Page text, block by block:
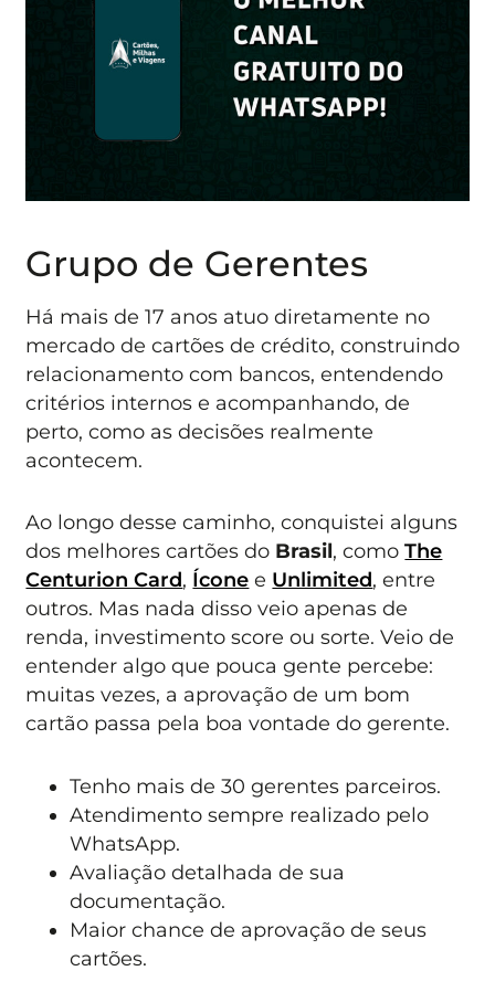
Grupo de Gerentes
Há mais de 17 anos atuo diretamente no
mercado de cartões de crédito, construindo
relacionamento com bancos, entendendo
critérios internos e acompanhando, de
perto, como as decisões realmente
acontecem.
Ao longo desse caminho, conquistei alguns
dos melhores cartões do Brasil, comoThe
Centurion Card, Ícone e Unlimited, entre
outros. Mas nada disso veio apenas de
renda, investimento score ou sorte. Veio de
entender algo que pouca gente percebe:
muitas vezes, a aprovação de um bom
cartão passa pela boa vontade do gerente.
Tenho mais de 30 gerentes parceiros.
Atendimento sempre realizado pelo
WhatsApp.
Avaliação detalhada de sua
documentação.
Maior chance de aprovação de seus
cartões.